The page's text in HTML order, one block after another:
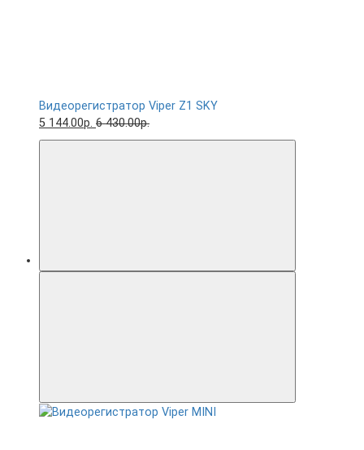
Видеорегистратор Viper Z1 SKY
5 144.00р. 6 430.00р.